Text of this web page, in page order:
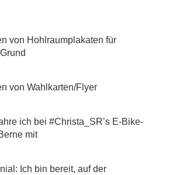
von Hohlraumplakaten für
von Wahlkarten/Flyer
ich bei #Christa_SR’s E-Bike-
mit
Ich bin bereit, auf der